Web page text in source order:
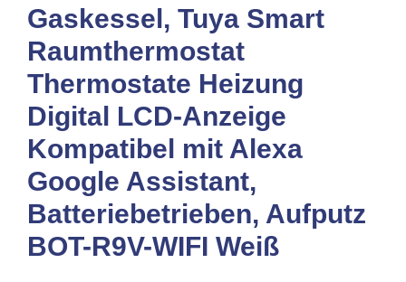
Gaskessel, Tuya Smart
Raumthermostat
Thermostate Heizung
Digital LCD-Anzeige
Kompatibel mit Alexa
Google Assistant,
Batteriebetrieben, Aufputz
BOT-R9V-WIFI Weiß